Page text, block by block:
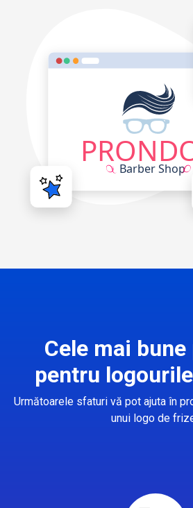
Cele mai
pentru
Următoarele sfaturi vă pot ajuta în
unui logo de